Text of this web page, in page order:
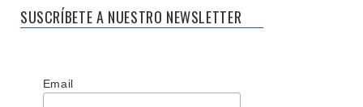
SUSCRÍBETE A NUESTRO NEWSLETTER
Email